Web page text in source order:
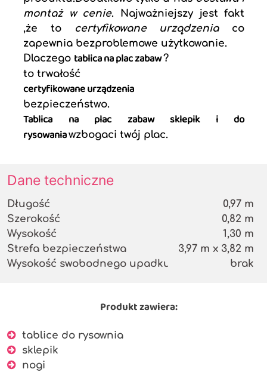
montaż w cenie. Najważniejszy jest fakt
,że to
certyfikowane urządzenia co
zapewnia bezproblemowe użytkowanie.
Dlaczego tablica na plac zabaw?
to trwałość
certyfikowane urządzenia
bezpieczeństwo.
Tablica na plac zabaw sklepik i do
rysowaniawzbogaci twój plac.
Dane techniczne
Długość
Szerokość
Wysokość
Strefa bezpieczeństwa
Wysokość swobodnego upadku
0,97 m
0,82 m
1,30 m
3,97 m x 3,82 m
brak
Produkt zawiera:
tablice do rysownia
sklepik
nogi